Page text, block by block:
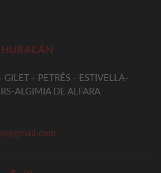
HURACÁN
- PETRÉS - ESTIVELLA-
ALGIMIA DE ALFARA